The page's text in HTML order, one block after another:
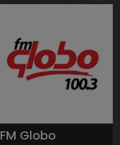
FM Globo